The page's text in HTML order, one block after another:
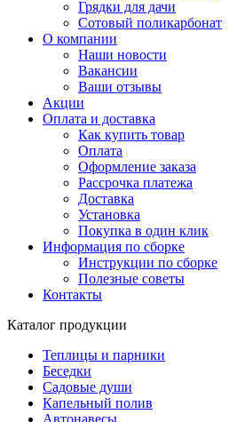
Грядки для дачи
Сотовый поликарбонат
О компании
Наши новости
Вакансии
Ваши отзывы
Акции
Оплата и доставка
Как купить товар
Оплата
Оформление заказа
Рассрочка платежа
Доставка
Установка
Покупка в один клик
Информация по сборке
Инструкции по сборке
Полезные советы
Контакты
Каталог продукции
Теплицы и парники
Беседки
Садовые души
Капельный полив
Автонавесы